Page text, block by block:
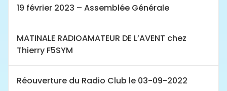
19 février 2023 – Assemblée Générale
MATINALE RADIOAMATEUR DE L’AVENT chez
Thierry F5SYM
Réouverture du Radio Club le 03-09-2022